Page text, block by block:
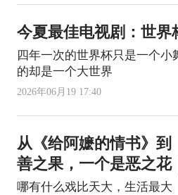
今夏最佳电视剧：世界
四年一次的世界杯只是一个小
的却是一个大世界
2026年06月19 17:40
从《给阿嬷的情书》到
善之果，一个是恶之花
哪有什么戏比天大，生活最大